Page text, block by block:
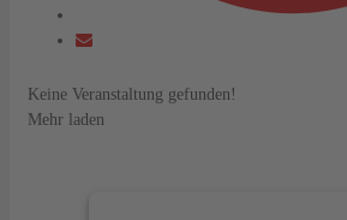
Keine Veranstaltung gefunden!
Mehr laden